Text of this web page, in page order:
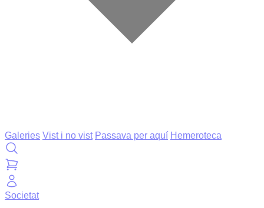
Galeries Vist i no vist Passava per aquí Hemeroteca
Societat